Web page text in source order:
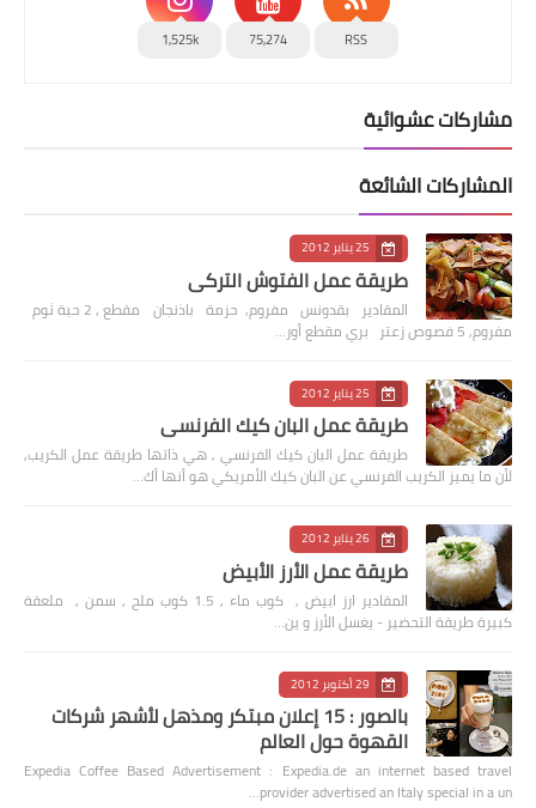
RSS
75,274
1,525k
مشاركات عشوائية
المشاركات الشائعة
25 يناير 2012
طريقة عمل الفتوش التركي
المقادير بقدونس مفروم, حزمة باذنجان مقطع , 2 حبة ثوم
مفروم, 5 فصوص زعتر بري مقطع أور…
25 يناير 2012
طريقة عمل البان كيك الفرنسي
طريقة عمل البان كيك الفرنسي , هي ذاتها طريقة عمل الكريب,
لأن ما يميز الكريب الفرنسي عن البان كيك الأمريكي هو أنها أك…
26 يناير 2012
طريقة عمل الأرز الأبيض
المقادير ارز ابيض , كوب ماء , 1.5 كوب ملح , سمن , ملعقة
كبيرة طريقة التحضير - يغسل الأرز و ين…
29 أكتوبر 2012
بالصور : 15 إعلان مبتكر ومذهل لأشهر شركات
القهوة حول العالم
Expedia Coffee Based Advertisement : Expedia.de an internet based travel
provider advertised an Italy special in a un…